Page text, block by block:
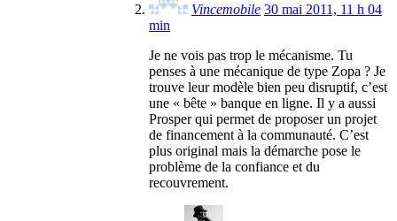
Vincemobile 30 mai 2011, 11 h 04
min
Je ne vois pas trop le mécanisme. Tu
penses à une mécanique de type Zopa ? Je
trouve leur modèle bien peu disruptif, c’est
une « bête » banque en ligne. Il y a aussi
Prosper qui permet de proposer un projet
de financement à la communauté. C’est
plus original mais la démarche pose le
problème de la confiance et du
recouvrement.